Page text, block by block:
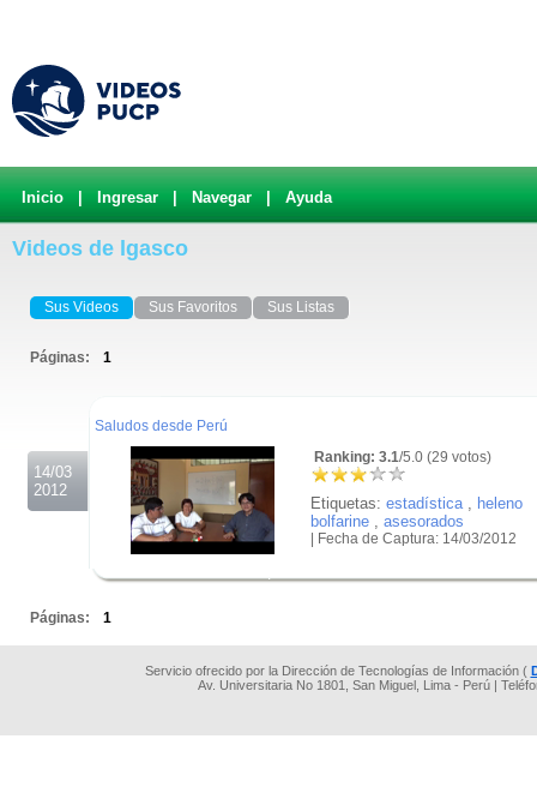
Inicio Ingresar Navegar Ayuda
Videos de lgasco
Sus Videos Sus Favoritos Sus Listas
Páginas: 1
14/03
2012
Saludos desde Perú
Ranking: 3.1/5.0 (29 votos)
Etiquetas: estadística
heleno
bolfarine
asesorados
| Fecha de Captura: 14/03/2012
Páginas: 1
Servicio ofrecido por la Dirección de Tecnologías de Información (
Av. Universitaria No 1801, San Miguel, Lima - Perú |